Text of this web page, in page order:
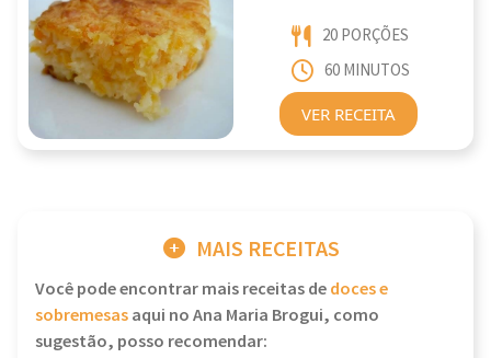
20 PORÇÕES
60 MINUTOS
VER RECEITA
MAIS RECEITAS
Você pode encontrar mais receitas dedoces e
sobremesasaqui no Ana Maria Brogui, como
sugestão, posso recomendar: